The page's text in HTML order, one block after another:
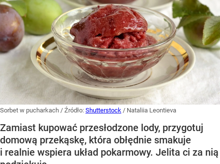
Sorbet w pucharkach / Źródło: Shutterstock / Nataliia Leontieva
Zamiast kupować przesłodzone lody, przygotuj
domową przekąskę, która obłędnie smakuje
i realnie wspiera układ pokarmowy. Jelita ci za nią